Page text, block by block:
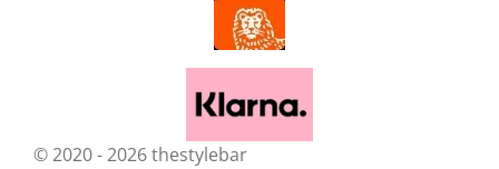
© 2020 - 2026 thestylebar